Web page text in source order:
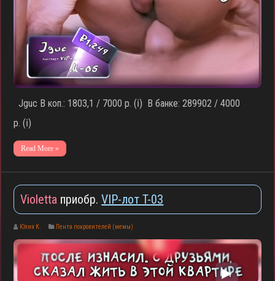
Jguc В коп.: 1803,1 / 7000 р. (ℹ️) В банке: 289902 / 4000
р. (ℹ️)
Read More »
Violetta приобр.VIP-лот T-03
Юлия К. Лента покровителей (мемы)
▶